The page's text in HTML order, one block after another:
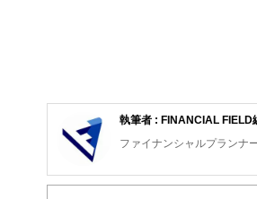
執筆者 : FINANCIAL FIELD
ファイナンシャルプランナ
FinancialField編集部は、金